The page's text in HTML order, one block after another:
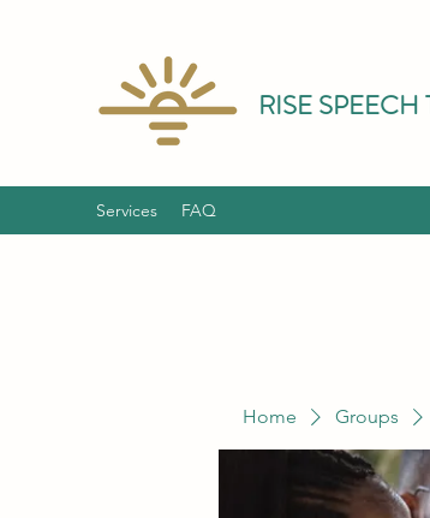
RISE SPEECH
Services FAQ
Home Groups